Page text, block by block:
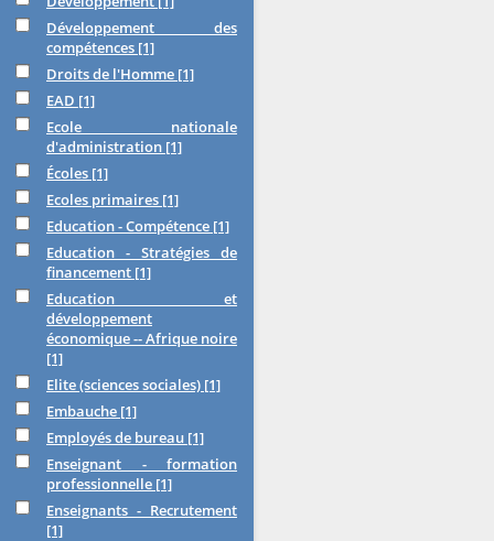
Développement des
compétences [1]
Droits de l'Homme [1]
EAD [1]
Ecole nationale
d'administration [1]
Écoles [1]
Ecoles primaires [1]
Education - Compétence [1]
Education - Stratégies de
financement [1]
Education et
développement
économique -- Afrique noire
[1]
Elite (sciences sociales) [1]
Embauche [1]
Employés de bureau [1]
Enseignant - formation
professionnelle [1]
Enseignants - Recrutement
[1]